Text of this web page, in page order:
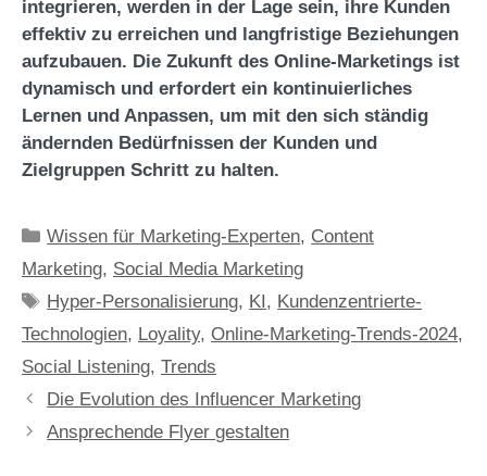
integrieren, werden in der Lage sein, ihre Kunden
effektiv zu erreichen und langfristige Beziehungen
aufzubauen. Die Zukunft des Online-Marketings ist
dynamisch und erfordert ein kontinuierliches
Lernen und Anpassen, um mit den sich ständig
ändernden Bedürfnissen der Kunden und
Zielgruppen Schritt zu halten.
Kategorien
Wissen für Marketing-Experten, Content
Marketing, Social Media Marketing
Schlagwörter
Hyper-Personalisierung, KI, Kundenzentrierte-
Technologien, Loyality, Online-Marketing-Trends-2024,
Social Listening, Trends
Die Evolution des Influencer Marketing
Ansprechende Flyer gestalten